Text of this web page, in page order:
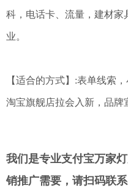
科，电话卡、流量，建材
业。
【适合的方式】:表单线索
淘宝旗舰店拉会入新，品牌
我们是专业支付宝万家
销推广需要，请扫码联